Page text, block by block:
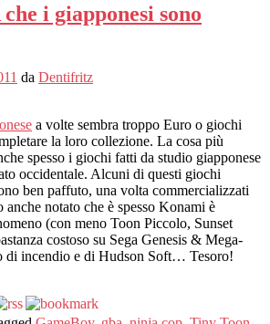
i giapponesi sono
da Dentifritz
a volte sembra troppo Euro o giochi
la loro collezione. La cosa più
spesso i giochi fatti da studio giapponese
occidentale. Alcuni di questi giochi
ben paffuto, una volta commercializzati
notato che è spesso Konami è
(con meno Toon Piccolo, Sunset
costoso su Sega Genesis & Mega-
di incendio e di Hudson Soft… Tesoro!